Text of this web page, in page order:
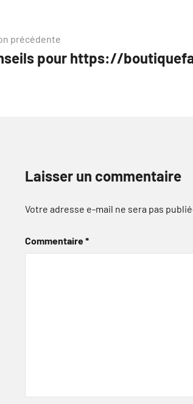
précédente
pour https://
Laisser un commentaire
Votre adresse e-mail ne sera pas
Commentaire*